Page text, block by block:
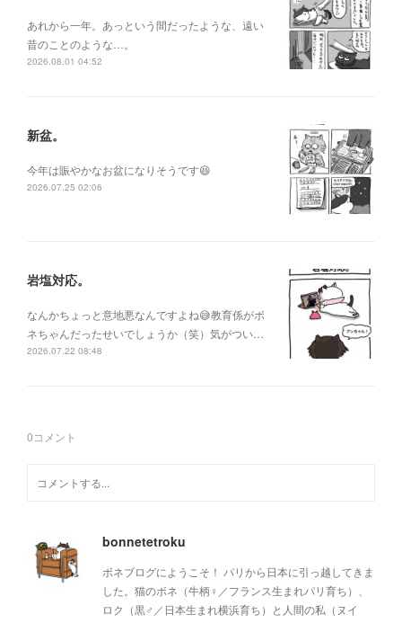
あれから一年。あっという間だったような、遠い
昔のことのような…。
2026.08.01 04:52
新盆。
今年は賑やかなお盆になりそうです😆
2026.07.25 02:06
岩塩対応。
なんかちょっと意地悪なんですよね😅教育係がボ
ネちゃんだったせいでしょうか（笑）気がつい…
2026.07.22 08:48
0コメント
bonnetetroku
ボネブログにようこそ！ パリから日本に引っ越してきま
した。猫のボネ（牛柄♀／フランス生まれパリ育ち）、
ロク（黒♂／日本生まれ横浜育ち）と人間の私（ヌイ